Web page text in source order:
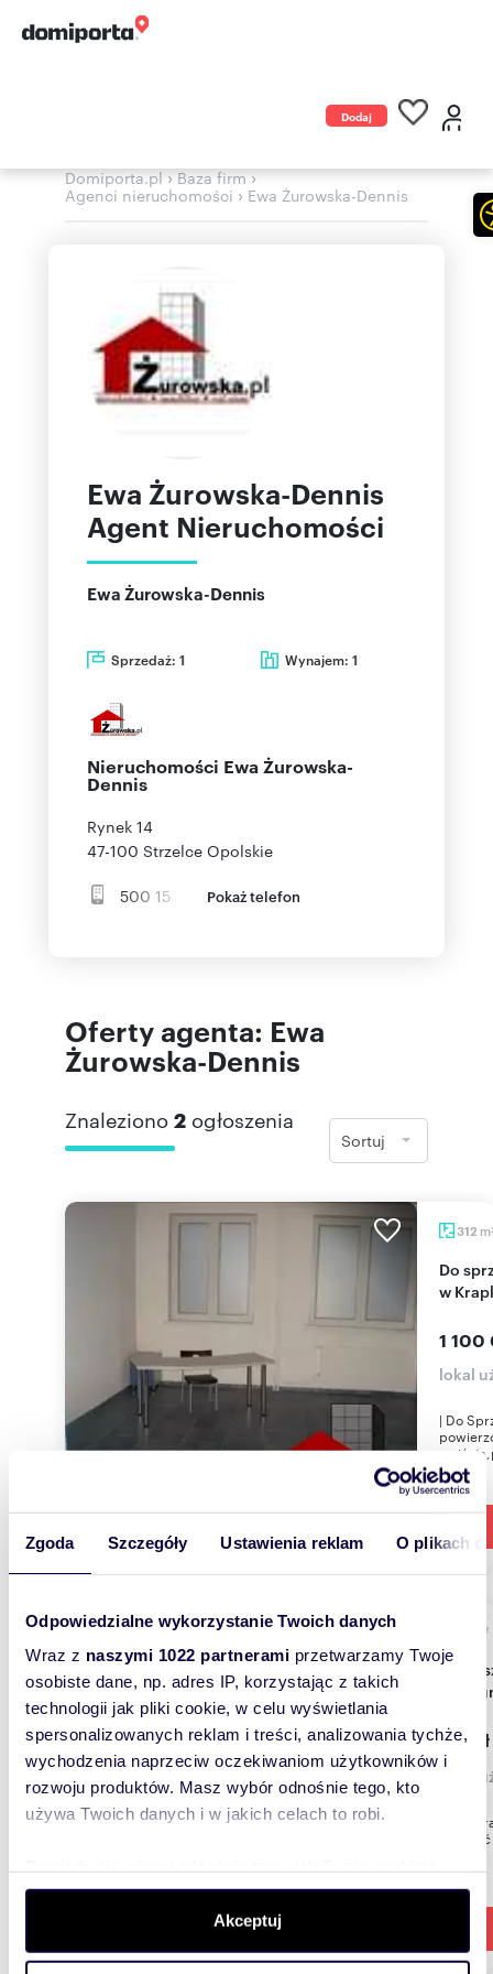
Zgoda Szczegóły Ustawienia reklam O plikach
Odpowiedzialne wykorzystanie Twoich danych
Wraz z naszymi 1022 partnerami przetwarzamy Twoje
osobiste dane, np. adres IP, korzystając z takich
technologii jak pliki cookie, w celu wyświetlania
spersonalizowanych reklam i treści, analizowania tychże,
wychodzenia naprzeciw oczekiwaniom użytkowników i
rozwoju produktów. Masz wybór odnośnie tego, kto
używa Twoich danych i w jakich celach to robi.
dane są przetwarzane oraz ustaw własne preferencje w
. W Deklaracji plików cookie możesz
zmienić lub wycofać swoją zgodę w dowolnej chwili.
Akceptuj
Dodaj
Domiporta.pl›Baza firm›
Agenci nieruchomości › Ewa Żurowska-Dennis
Ewa Żurowska-Dennis
Agent Nieruchomości
Ewa Żurowska-Dennis
Sprzedaż: 1 Wynajem: 1
Nieruchomości Ewa Żurowska-
Dennis
Rynek 14
47-100 Strzelce Opolskie
500 15 Pokaż telefon
Oferty agenta: Ewa
Żurowska-Dennis
Znaleziono 2 ogłoszenia
Sortuj
312 m
Do sprzedania przestronny lokal usługowy 312 m²
w
1 100
lokal
| Do
2
Zapraszam do wynajmu wirtualnego biura w
199 zł
lokal
|